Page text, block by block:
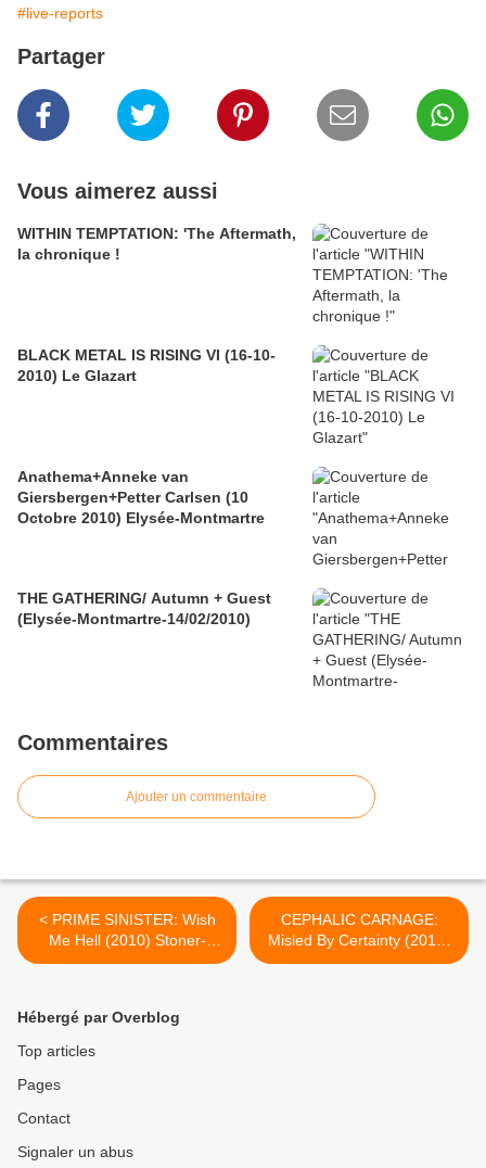
#live-reports
Partager
Vous aimerez aussi
WITHIN TEMPTATION: 'The Aftermath,
la chronique !
BLACK METAL IS RISING VI (16-10-
2010) Le Glazart
Anathema+Anneke van
Giersbergen+Petter Carlsen (10
Octobre 2010) Elysée-Montmartre
THE GATHERING/ Autumn + Guest
(Elysée-Montmartre-14/02/2010)
Commentaires
Ajouter un commentaire
< PRIME SINISTER: Wish
Me Hell (2010) Stoner-
Metal
CEPHALIC CARNAGE:
Misled By Certainty (2010)
Death-Metal >
Hébergé par Overblog
Top articles
Pages
Contact
Signaler un abus